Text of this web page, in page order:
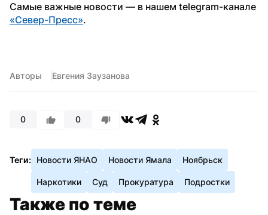
«Север-Пресс».
Авторы Евгения Заузанова
0 0
Теги: Новости ЯНАО Новости Ямала Ноябрьск
Наркотики Суд Прокуратура Подростки
Также по теме